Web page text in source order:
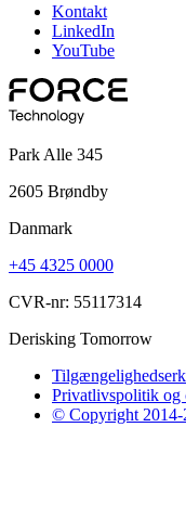
Kontakt
LinkedIn
YouTube
Park Alle 345
2605 Brøndby
Danmark
+45 4325 0000
CVR-nr: 55117314
Derisking Tomorrow
Privatlivspolitik og
© Copyright 2014-